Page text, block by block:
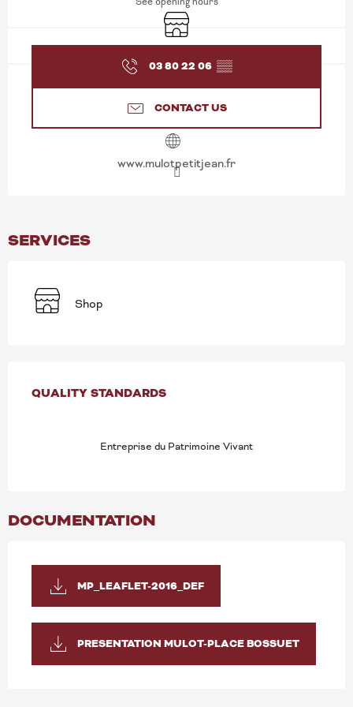
Shop
03 80 22 06 ▒▒
CONTACT US
www.mulotpetitjean.fr
SERVICES
Shop
SERVICES OFFERED
QUALITY STANDARDS
QUALITY STANDARDS
Entreprise du Patrimoine Vivant
DOCUMENTATION
MP_LEAFLET-2016_DEF
PRESENTATION MULOT-PLACE BOSSUET